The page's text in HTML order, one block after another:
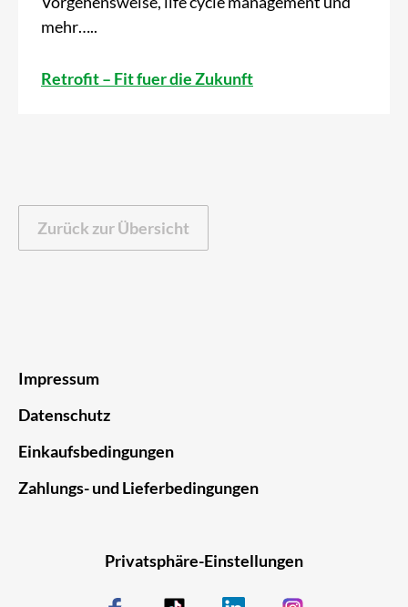
mehr…..
Retrofit – Fit fuer die Zukunft
Zurück zur Übersicht
Impressum
Datenschutz
Einkaufsbedingungen
Zahlungs- und Lieferbedingungen
Privatsphäre-Einstellungen